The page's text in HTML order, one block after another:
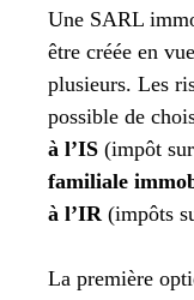
Une SARL
être créée en
plusieurs. Les
possible de
à l’IS (impôt
familiale
à l’IR (impôts
La première